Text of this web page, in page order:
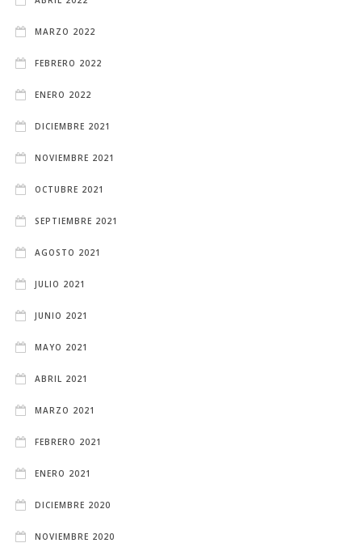
MARZO 2022
FEBRERO 2022
ENERO 2022
DICIEMBRE 2021
NOVIEMBRE 2021
OCTUBRE 2021
SEPTIEMBRE 2021
AGOSTO 2021
JULIO 2021
JUNIO 2021
MAYO 2021
ABRIL 2021
MARZO 2021
FEBRERO 2021
ENERO 2021
DICIEMBRE 2020
NOVIEMBRE 2020